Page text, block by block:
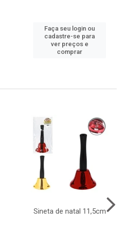
Faça seu login ou
cadastre-se para
ver preços e
comprar
Sineta de natal 11,5cm